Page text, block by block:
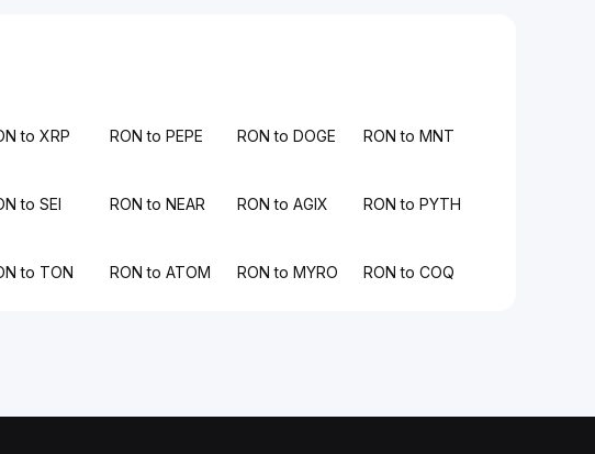
to XRP RON to PEPE RON to DOGE RON to MNT
to SEI RON to NEAR RON to AGIX RON to PYTH
to TON RON to ATOM RON to MYRO RON to COQ